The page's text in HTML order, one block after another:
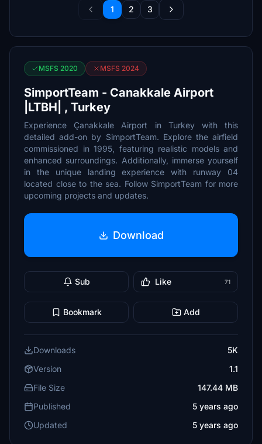
1 2 3
MSFS 2020 MSFS 2024
SimportTeam - Canakkale Airport
|LTBH| , Turkey
Experience Çanakkale Airport in Turkey with this
detailed add-on by SimportTeam. Explore the airfield
commissioned in 1995, featuring realistic models and
enhanced surroundings. Additionally, immerse yourself
in the unique landing experience with runway 04
located close to the sea. Follow SimportTeam for more
upcoming projects and updates.
Download
Sub Like 71
Bookmark Add
Downloads
5K
Version
1.1
File Size
147.44 MB
Published
5 years ago
Updated
5 years ago